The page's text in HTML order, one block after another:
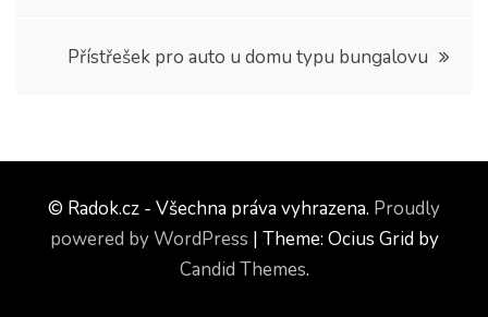
Přístřešek pro auto u domu typu bungalovu
© Radok.cz - Všechna práva vyhrazena. Proudly
powered by WordPress | Theme: Ocius Grid by
Candid Themes.